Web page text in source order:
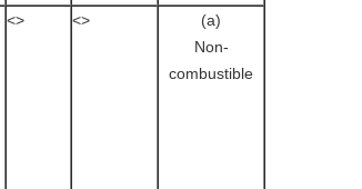
<> <>
(a)
Non-
combustible